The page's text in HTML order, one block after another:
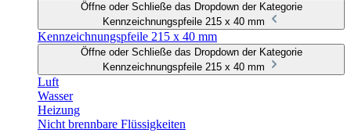
Öffne oder Schließe das Dropdown der Kategorie
Kennzeichnungspfeile 215 x 40 mm
Kennzeichnungspfeile 215 x 40 mm
Öffne oder Schließe das Dropdown der Kategorie
Kennzeichnungspfeile 215 x 40 mm
Luft
Wasser
Heizung
Nicht brennbare Flüssigkeiten